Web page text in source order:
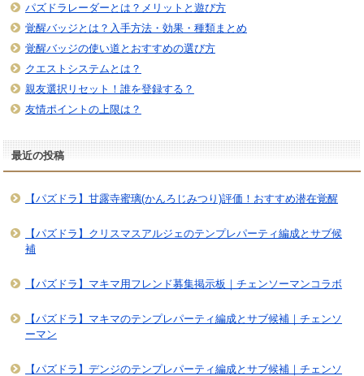
パズドラレーダーとは？メリットと遊び方
覚醒バッジとは？入手方法・効果・種類まとめ
覚醒バッジの使い道とおすすめの選び方
クエストシステムとは？
親友選択リセット！誰を登録する？
友情ポイントの上限は？
最近の投稿
【パズドラ】甘露寺蜜璃(かんろじみつり)評価！おすすめ潜在覚醒
【パズドラ】クリスマスアルジェのテンプレパーティ編成とサブ候
補
【パズドラ】マキマ用フレンド募集掲示板｜チェンソーマンコラボ
【パズドラ】マキマのテンプレパーティ編成とサブ候補｜チェンソ
ーマン
【パズドラ】デンジのテンプレパーティ編成とサブ候補｜チェンソ